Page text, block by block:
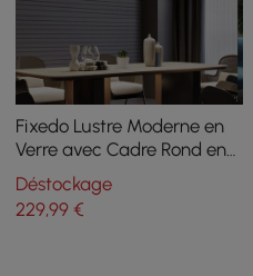
Fixedo Lustre Moderne en
Verre avec Cadre Rond en
Laiton et Câbles Réglables
Déstockage
229,99 €